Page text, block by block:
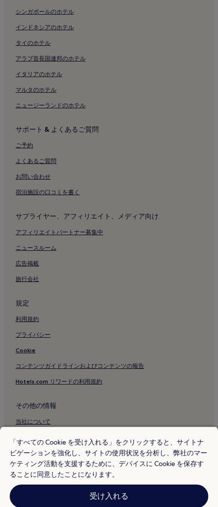
イムスヴァイラーのホテル
デルルモシェルのホテル
ランパーツミューレ オッターバッハ駅付近のホテル
アインジードラーホーフ駅付近のホテル
フォーゲルヴェー駅付近のホテル
シュミッターホーフのホテル
フリッツ・ヴァルター・スタジオン付近のホテル
ラムシュタイン空軍基地付近のホテル
聖マーティン教会付近のホテル
パラティネート アート ギャラリー付近のホテル
カイザースラウテルンの朝食無料のホテル
カイザースラウテルンのビジネスホテル
カイザースラウテルンのホテル
ローデンバッハのホテル
カイザースラウテルン城付近のホテル
テオドール・ツィンク博物館付近のホテル
シンガポールのホテル
インドネシアのホテル
タイのホテル
アラブ首長国連邦のホテル
イタリアのホテル
マルタのホテル
ニュージーランドのホテル
サポート & よくあるご質問
ご予約
よくあるご質問
お問い合わせ
宿泊施設の口コミを書く
サプライヤー、アフィリエイト、メディア向け
アフィリエイトパートナー募集中
ニュースルーム
広告掲載
旅行会社
規定
利用規約
プライバシー
Cookie
コンテンツガイドラインおよびコンテンツの報告
Hotels.com リワードの利用規約
その他の情報
当社について
採用情報
旅行ガイド
Hotels.com リワード
* 一部のホテルは、チェックイン日の 24 時間以上前までにキャンセルす
ることを条件としています。詳細はウェブサイトでご覧ください。
© 2026 Hotels.com, L.P., an Expedia Group company. All rights reserved.
「すべての Cookie を受け入れる」をクリックすると、サイトナ
ビゲーションを強化し、サイトの使用状況を分析し、弊社のマー
ケティング活動を支援するために、デバイスに Cookie を保存す
ることに同意したことになります。
受け入れる